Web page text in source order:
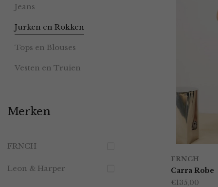
FRNCH
Carra Robe
€135,00
Jeans
Jurken en Rokken
Tops en Blouses
Vesten en Truien
Merken
FRNCH
Leon & Harper